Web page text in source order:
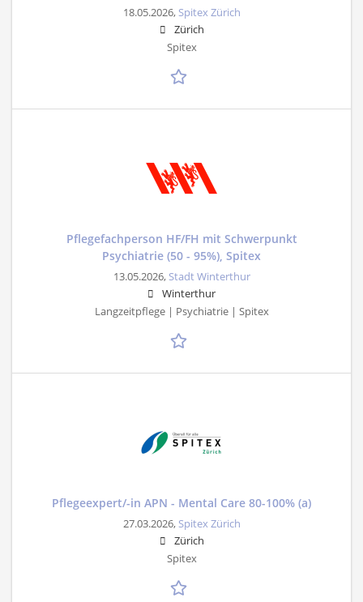
18.05.2026, Spitex Zürich
Zürich
Spitex
Pflegefachperson HF/FH mit Schwerpunkt
Psychiatrie (50 - 95%), Spitex
13.05.2026, Stadt Winterthur
Winterthur
Langzeitpflege | Psychiatrie | Spitex
Pflegeexpert/-in APN - Mental Care 80-100% (a)
27.03.2026, Spitex Zürich
Zürich
Spitex